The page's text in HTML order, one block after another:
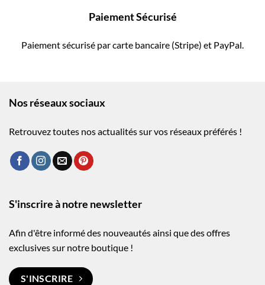
Paiement Sécurisé
Paiement sécurisé par carte bancaire (Stripe) et PayPal.
Nos réseaux sociaux
Retrouvez toutes nos actualités sur vos réseaux préférés !
S'inscrire à notre newsletter
Afin d'être informé des nouveautés ainsi que des offres
exclusives sur notre boutique !
S'INSCRIRE